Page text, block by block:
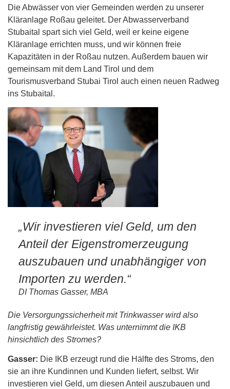
Die Abwässer von vier Gemeinden werden zu unserer
Kläranlage Roßau geleitet. Der Abwasserverband
Stubaital spart sich viel Geld, weil er keine eigene
Kläranlage errichten muss, und wir können freie
Kapazitäten in der Roßau nutzen. Außerdem bauen wir
gemeinsam mit dem Land Tirol und dem
Tourismusverband Stubai Tirol auch einen neuen Radweg
ins Stubaital.
„Wir investieren viel Geld, um den
Anteil der Eigenstromerzeugung
auszubauen und unabhängiger von
Importen zu werden.“
DI Thomas Gasser, MBA
Die Versorgungssicherheit mit Trinkwasser wird also
langfristig gewährleistet. Was unternimmt die IKB
hinsichtlich des Stromes?
Gasser: Die IKB erzeugt rund die Hälfte des Stroms, den
sie an ihre Kundinnen und Kunden liefert, selbst. Wir
investieren viel Geld, um diesen Anteil auszubauen und